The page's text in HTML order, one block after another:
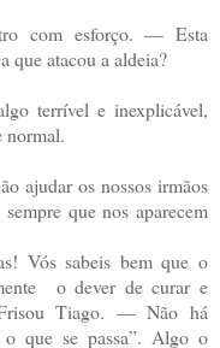
com esforço. — Esta
que atacou a aldeia?
terrível e inexplicável,
normal.
ajudar os nossos irmãos
que nos aparecem
Vós sabeis bem que o
o dever de curar e
Tiago. — Não há
que se passa”. Algo o